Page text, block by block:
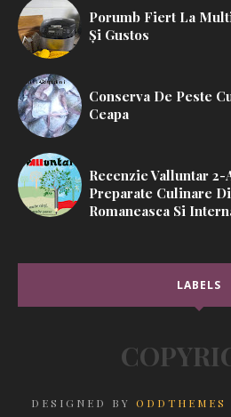
Porumb Fiert La
Și Gustos
Conserva De Peste
Ceapa
Recenzie Valluntar
Preparate Culinare
Romaneasca Si
LABELS
DESIGNED BY ODDTHEMES